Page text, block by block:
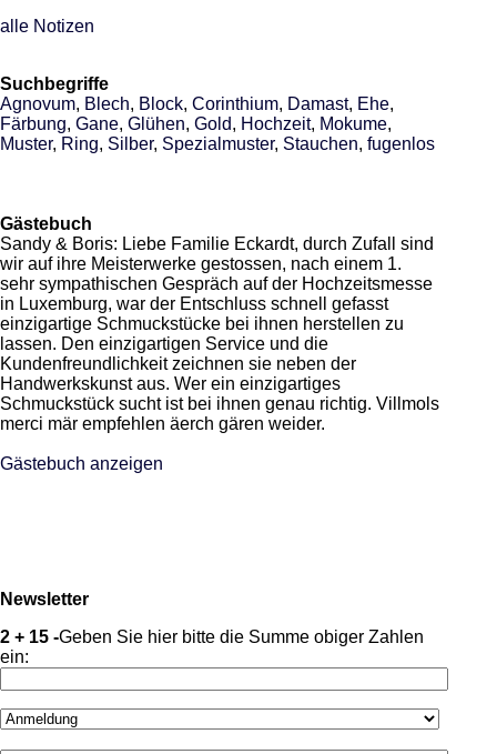
alle Notizen
Suchbegriffe
Agnovum, Blech, Block, Corinthium, Damast, Ehe,
Färbung, Gane, Glühen, Gold, Hochzeit, Mokume,
Muster, Ring, Silber, Spezialmuster, Stauchen, fugenlos
Gästebuch
Sandy & Boris: Liebe Familie Eckardt, durch Zufall sind
wir auf ihre Meisterwerke gestossen, nach einem 1.
sehr sympathischen Gespräch auf der Hochzeitsmesse
in Luxemburg, war der Entschluss schnell gefasst
einzigartige Schmuckstücke bei ihnen herstellen zu
lassen. Den einzigartigen Service und die
Kundenfreundlichkeit zeichnen sie neben der
Handwerkskunst aus. Wer ein einzigartiges
Schmuckstück sucht ist bei ihnen genau richtig. Villmols
merci mär empfehlen äerch gären weider.
Gästebuch anzeigen
Newsletter
2 + 15 -Geben Sie hier bitte die Summe obiger Zahlen
ein: